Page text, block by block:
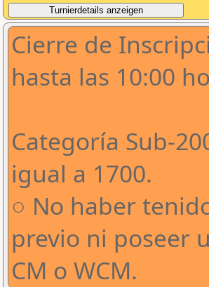
Cierre de
hasta las 10:00
Categoría Sub-
igual a 1700.
○ No haber
previo ni poseer
CM o WCM.